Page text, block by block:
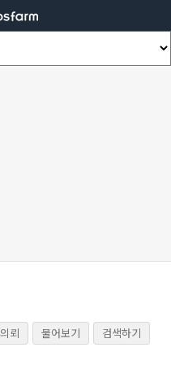
뢰 물어보기
검색하기